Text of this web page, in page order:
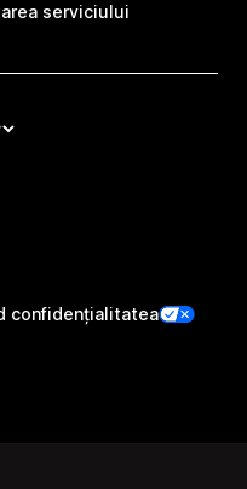
serviciului
confidențialitatea